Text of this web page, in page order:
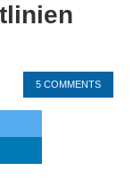
5 COMMENTS